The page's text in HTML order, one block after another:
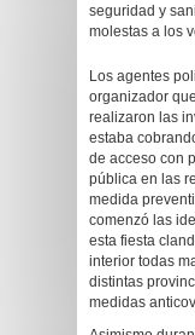
seguridad y
molestas a los
Los agentes
organizador
realizaron las
estaba
de acceso con
pública en las
medida
comenzó las
esta fiesta
interior todas
distintas
medidas